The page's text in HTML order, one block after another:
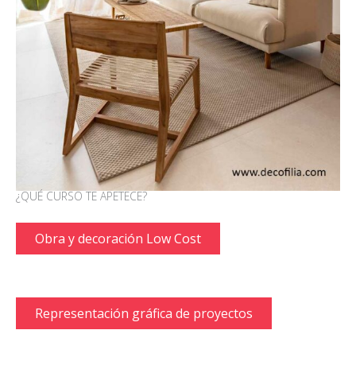
¿QUÉ CURSO TE APETECE?
Obra y decoración Low Cost
Representación gráfica de proyectos